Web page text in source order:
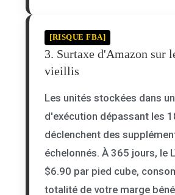
[RISQUE FBA]
3. Surtaxe d'Amazon sur
vieillis
Les unités stockées dans
d'exécution dépassant les
déclenchent des
échelonnés. À 365 jours, le
$6.90 par pied cube,
totalité de votre marge